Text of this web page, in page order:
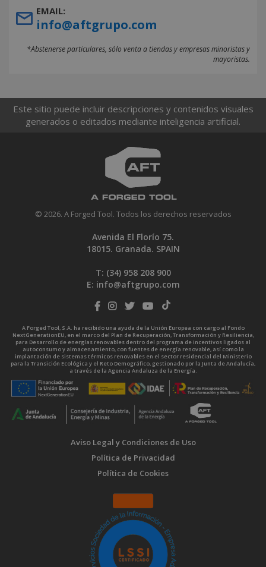
EMAIL:
info@aftgrupo.com
*Abstenerse particulares, sólo venta a tiendas y empresas minoristas y
mayoristas.
Este sitio puede incluir descripciones y contenidos visuales
generados o editados mediante inteligencia artificial.
© 2026. A Forged Tool. Todos los derechos reservados
Avenida El Florío 75.
18015. Granada. SPAIN
T: (34) 958 208 900
E: info@aftgrupo.com
A Forged Tool, S.A. ha recibido una ayuda de la Unión Europea con cargo al Fondo
NextGenerationEU, en el marco del Plan de Recuperación, Transformación y Resiliencia,
para Desarrollo de energías renovables dentro del programa de incentivos ligados al
autoconsumo y almacenamiento, con fuentes de energía renovable, así como la
implantación de sistemas térmicos renovables en el sector residencial del Ministerio
para la Transición Ecológica y el Reto Demográfico, gestionado por la Junta de Andalucía,
a través de la Agencia Andaluza de la Energía.
Aviso Legal y Condiciones de Uso
Política de Privacidad
Política de Cookies